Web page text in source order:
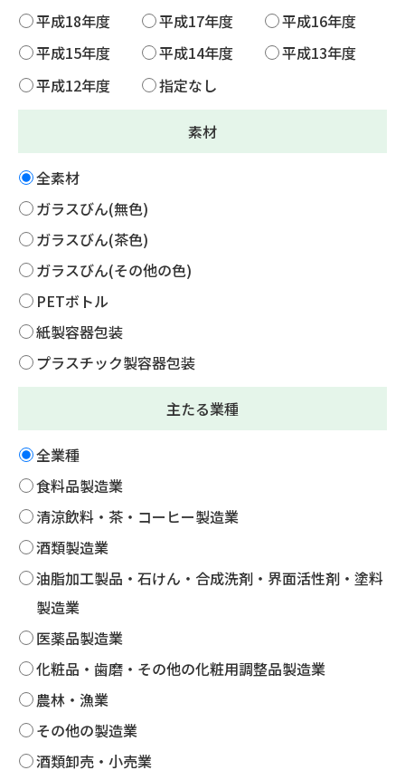
平成18年度
平成17年度
平成16年度
平成15年度
平成14年度
平成13年度
平成12年度
指定なし
素材
全素材
ガラスびん(無色)
ガラスびん(茶色)
ガラスびん(その他の色)
PETボトル
紙製容器包装
プラスチック製容器包装
主たる業種
全業種
食料品製造業
清涼飲料・茶・コーヒー製造業
酒類製造業
油脂加工製品・石けん・合成洗剤・界面活性剤・塗料
製造業
医薬品製造業
化粧品・歯磨・その他の化粧用調整品製造業
農林・漁業
その他の製造業
酒類卸売・小売業